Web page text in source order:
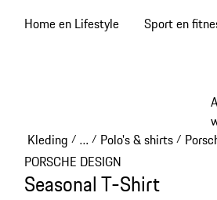
Home en Lifestyle Sport en
Kleding / …
Reveal collapsed
/ Polo's & shirts/
PORSCHE DESIGN
Seasonal T-Shirt